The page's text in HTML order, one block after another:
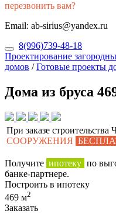
перезвонить вам?
Email: ab-sirius@yandex.ru
8(996)739-48-18
Проектирование
домов /Готовые проекты
Дома из бруса
При заказе строительства
СООРУЖЕНИЯ
Получите ипотеку по
банке-партнере.
Построить в ипотеку
469 м2
Заказать